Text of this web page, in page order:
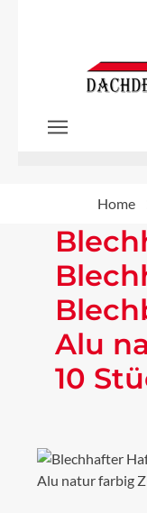
Zum Hauptinhalt
Home
Alu
10
Bildergalerie